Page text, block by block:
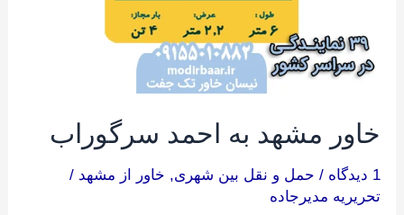
خاور مشهد به احمد سرگوراب
1 دیدگاه / حمل و نقل بین شهری, خاور از مشهد /
تحریریه مدیرجاده